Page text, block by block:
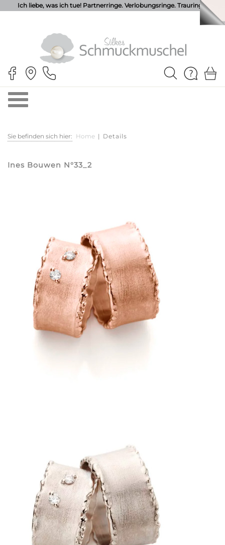
Ich liebe, was ich tue! Partnerringe. Verlobungsringe. Trauringe.
Sie befinden sich hier: Home | Details
Ines Bouwen N°33_2